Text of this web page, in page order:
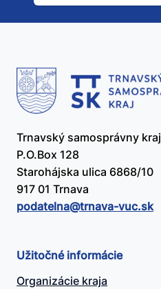
Trnavský samosprávny kraj
P.O.Box 128
Starohájska ulica 6868/10
917 01 Trnava
podatelna@​trnava-vuc.sk
Užitočné informácie
Organizácie kraja